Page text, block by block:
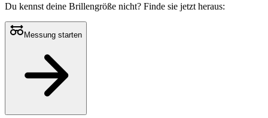
Du kennst deine Brillengröße nicht? Finde sie jetzt heraus:
Messung starten